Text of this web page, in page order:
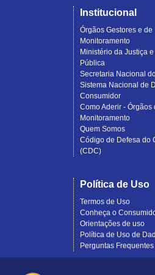
Institucional
Órgãos Gestores e de
Monitoramento
Ministério da Justiça
Pública
Secretaria Nacional
Sistema Nacional de
Consumidor
Como Aderir - Órgãos
Monitoramento
Quem Somos
Código de Defesa do
(CDC)
Política de Uso
Termos de Uso
Conheça o
Orientações de uso
Política de Uso de
Perguntas Frequentes